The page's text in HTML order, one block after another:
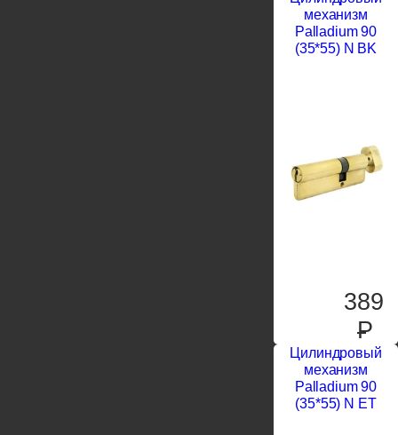
механизм
Palladium 90
(35*55) N BK
389
P
Цилиндровый
механизм
Palladium 90
(35*55) N ET